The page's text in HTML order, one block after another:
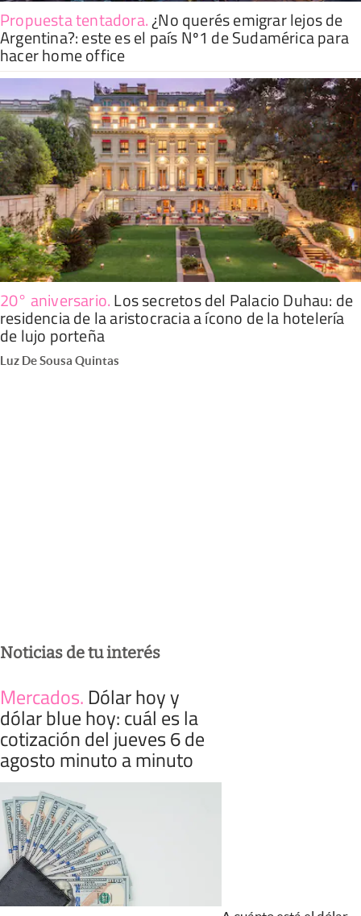
Propuesta tentadora.¿No querés emigrar lejos de
Argentina?: este es el país Nº1 de Sudamérica para
hacer home office
20° aniversario.Los secretos del Palacio Duhau: de
residencia de la aristocracia a ícono de la hotelería
de lujo porteña
Luz De Sousa Quintas
Noticias de tu interés
Mercados. Dólar hoy y
dólar blue hoy: cuál es la
cotización del jueves 6 de
agosto minuto a minuto